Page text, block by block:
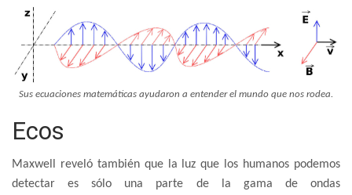
Sus ecuaciones matemáticas ayudaron a entender el mundo que nos rodea.
Ecos
Maxwell reveló también que la luz que los humanos podemos
detectar es sólo una parte de la gama de ondas